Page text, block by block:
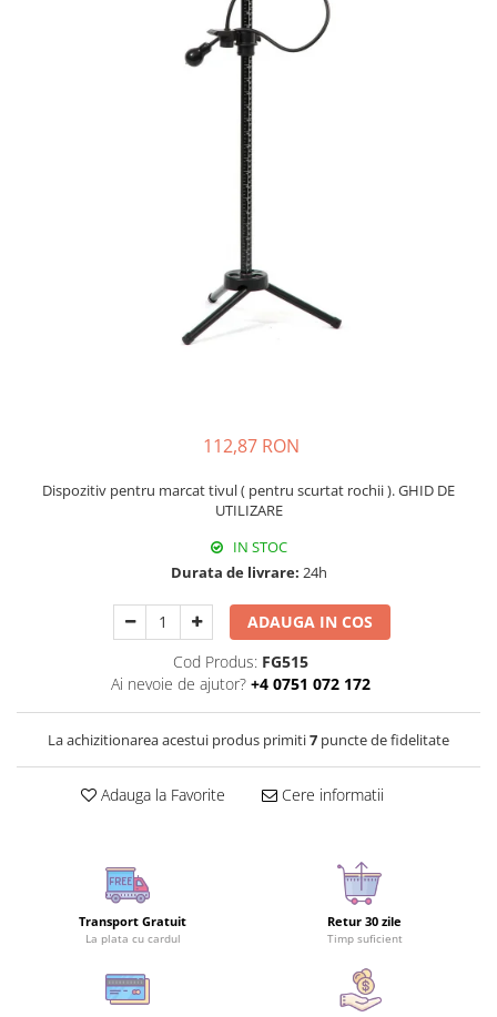
112,87 RON
Dispozitiv pentru marcat tivul ( pentru scurtat rochii ). GHID DE
UTILIZARE
IN STOC
Durata de livrare: 24h
ADAUGA IN COS
Cod Produs: FG515
Ai nevoie de ajutor? +4 0751 072 172
La achizitionarea acestui produs primiti7 puncte de fidelitate
Adauga la Favorite Cere informatii
Transport Gratuit
La plata cu cardul
Retur 30 zile
Timp suficient